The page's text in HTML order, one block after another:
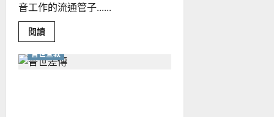
音工作的流通管子......
閱讀Read
more
港、
澳
普世宣教